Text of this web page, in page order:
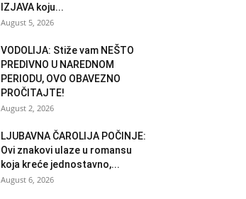
IZJAVA koju...
August 5, 2026
VODOLIJA: Stiže vam NEŠTO
PREDIVNO U NAREDNOM
PERIODU, OVO OBAVEZNO
PROČITAJTE!
August 2, 2026
LJUBAVNA ČAROLIJA POČINJE:
Ovi znakovi ulaze u romansu
koja kreće jednostavno,...
August 6, 2026